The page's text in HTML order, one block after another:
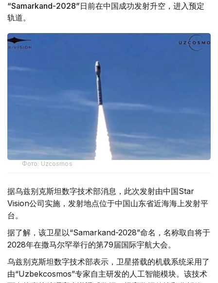
“Samarkand-2028”日前在中国成功发射升空，进入预定
轨道。
Фото: Uzcosmos
据乌兹别克斯坦数字技术部消息，此次发射由中国Star
Vision公司实施，发射地点位于中国山东省近海海上发射平
台。
据了解，该卫星以“Samarkand-2028”命名，名称取自将于
2028年在撒马尔罕举行的第79届国际宇航大会。
乌兹别克斯坦数字技术部表示，卫星搭载的机载系统采用了
由“Uzbekcosmos”专家自主研发的人工智能模块。该技术